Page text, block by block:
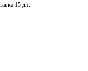
15 дн.